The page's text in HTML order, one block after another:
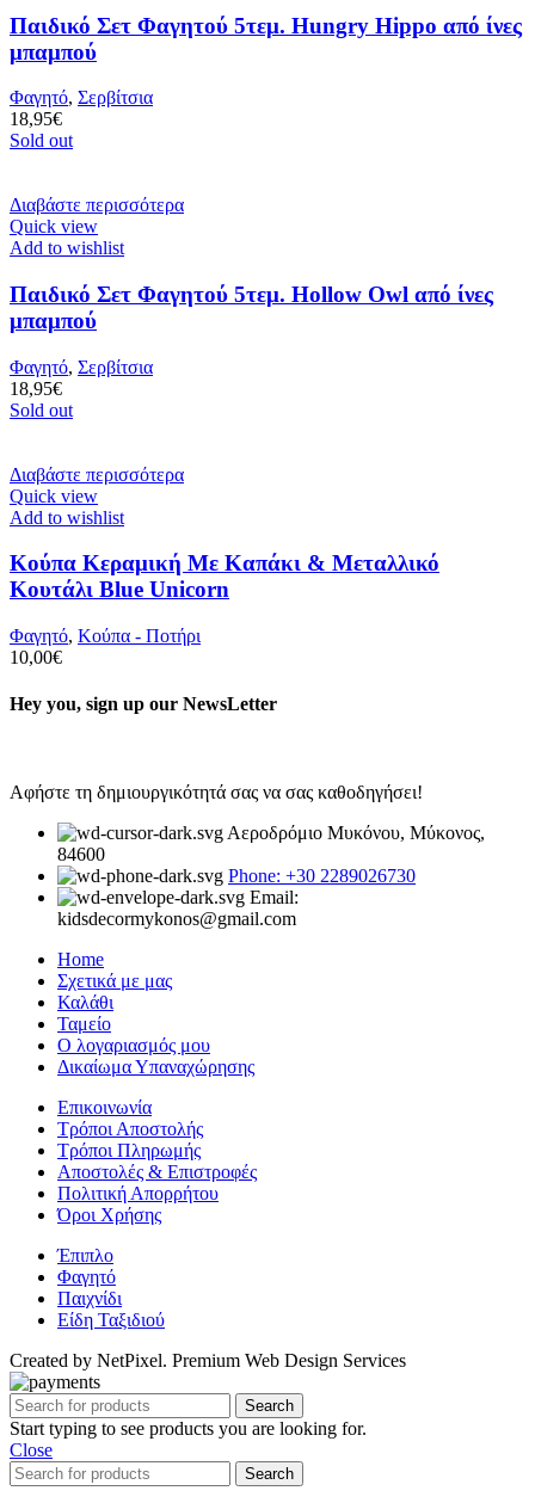
Παιδικό Σετ Φαγητού 5τεμ. Hungry Hippo από ίνες
μπαμπού
Φαγητό, Σερβίτσια
18,95€
Sold out
Διαβάστε περισσότερα
Quick view
Add to wishlist
Παιδικό Σετ Φαγητού 5τεμ. Hollow Owl από ίνες
μπαμπού
Φαγητό, Σερβίτσια
18,95€
Sold out
Διαβάστε περισσότερα
Quick view
Add to wishlist
Κούπα Κεραμική Με Καπάκι & Μεταλλικό
Κουτάλι Blue Unicorn
Φαγητό, Κούπα - Ποτήρι
10,00€
Hey you, sign up our NewsLetter
Αφήστε τη δημιουργικότητά σας να σας καθοδηγήσει!
Αεροδρόμιο Μυκόνου, Μύκονος,
84600
Phone: +30 2289026730
Email:
kidsdecormykonos@gmail.com
Home
Σχετικά με μας
Καλάθι
Ταμείο
Ο λογαριασμός μου
Δικαίωμα Υπαναχώρησης
Επικοινωνία
Τρόποι Αποστολής
Τρόποι Πληρωμής
Αποστολές & Επιστροφές
Πολιτική Απορρήτου
Όροι Χρήσης
Έπιπλο
Φαγητό
Παιχνίδι
Είδη Ταξιδιού
Created by NetPixel. Premium Web Design Services
Search
Start typing to see products you are looking for.
Close
Search